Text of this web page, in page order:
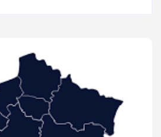
SUR
GOOGLE